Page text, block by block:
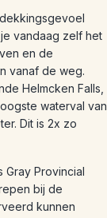
vandaag zelf het
en de
vanaf de weg.
Helmcken Falls,
waterval van
Dit is 2x zo
Gray Provincial
bij de
kunnen